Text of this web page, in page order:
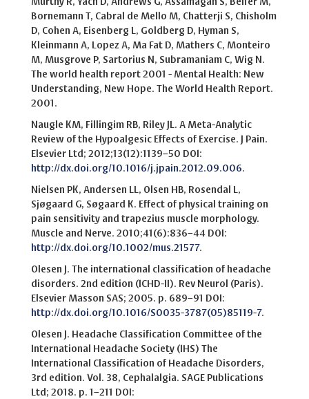
Bornemann T, Cabral de Mello M, Chatterji S, Chisholm
D, Cohen A, Eisenberg L, Goldberg D, Hyman S,
Kleinmann A, Lopez A, Ma Fat D, Mathers C, Monteiro
M, Musgrove P, Sartorius N, Subramaniam C, Wig N.
The world health report 2001 - Mental Health: New
Understanding, New Hope. The World Health Report.
2001.
Naugle KM, Fillingim RB, Riley JL. A Meta-Analytic
Review of the Hypoalgesic Effects of Exercise. J Pain.
Elsevier Ltd; 2012;13(12):1139–50 DOI:
http://dx.doi.org/10.1016/j.jpain.2012.09.006.
Nielsen PK, Andersen LL, Olsen HB, Rosendal L,
Sjøgaard G, Søgaard K. Effect of physical training on
pain sensitivity and trapezius muscle morphology.
Muscle and Nerve. 2010;41(6):836–44 DOI:
http://dx.doi.org/10.1002/mus.21577.
Olesen J. The international classification of headache
disorders. 2nd edition (ICHD-II). Rev Neurol (Paris).
Elsevier Masson SAS; 2005. p. 689–91 DOI:
http://dx.doi.org/10.1016/S0035-3787(05)85119-7.
Olesen J. Headache Classification Committee of the
International Headache Society (IHS) The
International Classification of Headache Disorders,
3rd edition. Vol. 38, Cephalalgia. SAGE Publications
Ltd; 2018. p. 1–211 DOI: